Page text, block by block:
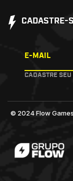
CADASTRE-
E-MAIL
CADASTRE
© 2024 Flow